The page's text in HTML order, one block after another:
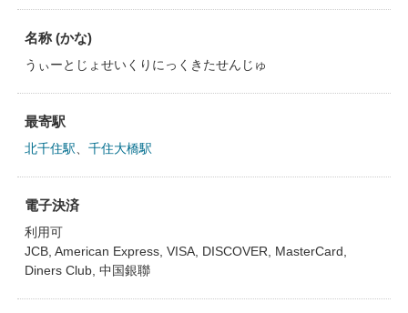
名称 (かな)
うぃーとじょせいくりにっくきたせんじゅ
最寄駅
北千住駅 千住大橋駅
電子決済
利用可
JCB, American Express, VISA, DISCOVER, MasterCard,
Diners Club, 中国銀聯